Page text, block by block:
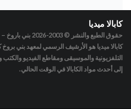
كابالا ميديا
حقوق الطبع والنشر © 2003-2026
بني باروخ
كابالا ميديا هو الأرشيف الرسمي لمعهد بني بروخ
التلفزيونية والموسيقى ومقاطع الفيديو
إلى أحدث مواد الكابالا في الوقت الحالي.